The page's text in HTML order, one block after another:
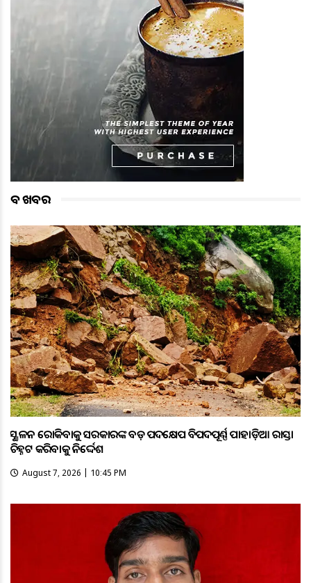
ବଡ ଖବର
ଭୂସ୍ଖଳନ ରୋକିବାକୁ ସରକାରଙ୍କ ବଡ଼ ପଦକ୍ଷେପ ବିପଦପୂର୍ଣ୍ଣ ପାହାଡ଼ିଆ ରାସ୍ତା
ଚିହ୍ନଟ କରିବାକୁ ନିର୍ଦ୍ଦେଶ
August 7, 2026 | 10:45 PM